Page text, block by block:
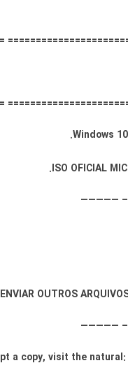
Windows
ISO OFICIAL
OUTROS
a copy, visit the